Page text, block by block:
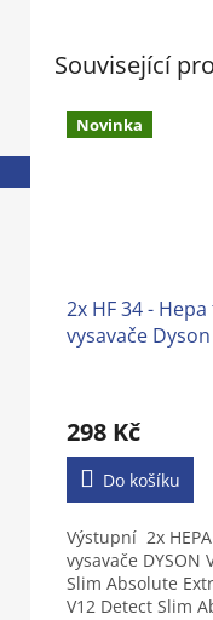
Související
Novinka
2x HF 34 -
vysavače
produktu
je
4,0
z
5
hvězdiček.
298 Kč
Do košíku
Výstupní 2x
vysavače DYSON
Slim Absolute
V12 Detect Slim